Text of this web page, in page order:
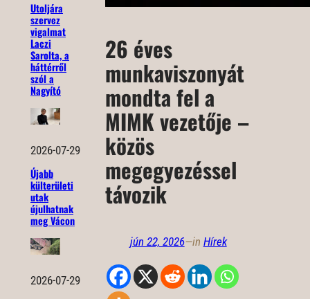
Utoljára
szervez
vigalmat
Laczi
Sarolta, a
háttérről
szól a
Nagyító
2026-07-29
Újabb
külterületi
utak
újulhatnak
meg Vácon
2026-07-29
26 éves
munkaviszonyát
mondta fel a
MIMK vezetője –
közös
megegyezéssel
távozik
jún 22, 2026—in Hírek